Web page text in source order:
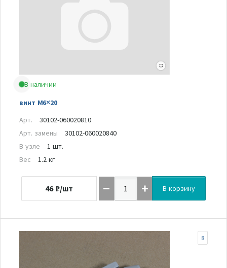
В наличии
винт M6×20
Арт.
30102-060020810
Арт. замены
30102-060020840
В узле
1 шт.
Вес
1.2 кг
46 ₽/шт В корзину
8